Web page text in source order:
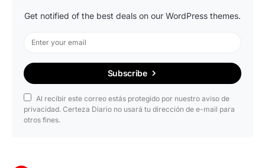
Get notified of the best deals on our WordPress themes.
Subscribe
Al recibir este correo estás protegido por nuestro aviso de
privacidad. Certeza Diario no usará tu dirección de e-mail para
otros fines.